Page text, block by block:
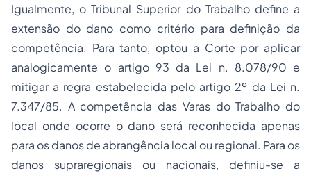
Igualmente, o Tribunal Superior do Trabalho define a
extensão do dano como critério para definição da
competência. Para tanto, optou a Corte por aplicar
analogicamente o artigo 93 da Lei n. 8.078/90 e
mitigar a regra estabelecida pelo artigo 2º da Lei n.
7.347/85. A competência das Varas do Trabalho do
local onde ocorre o dano será reconhecida apenas
para os danos de abrangência local ou regional. Para os
danos supraregionais ou nacionais, definiu-se a